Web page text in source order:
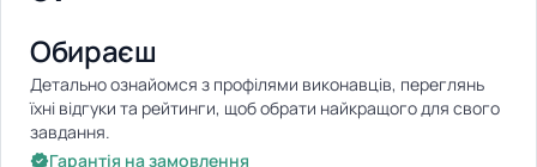
Обираєш
Детально ознайомся з профілями виконавців, переглянь
їхні відгуки та рейтинги, щоб обрати найкращого для свого
завдання.
Гарантія на замовлення